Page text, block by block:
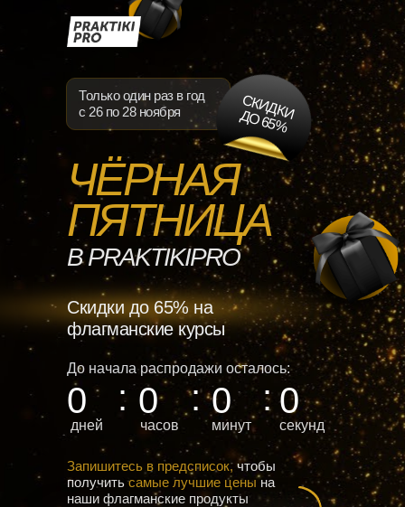
ЧЁРНАЯ
ПЯТНИЦА
Запишитесь в предсписок, чтобы
получитьсамые лучшие ценына
наши флагманские продукты
Только один раз в год
с 26 по 28 ноября
С
К
И
Д
К
И
Д
О
6
5
%
0
дней часов минут секунд
: :
0 0 0
:
До начала распродажи осталось:
ВPRAKTIKIPRO
Скидки до 65% на
флагманские курсы